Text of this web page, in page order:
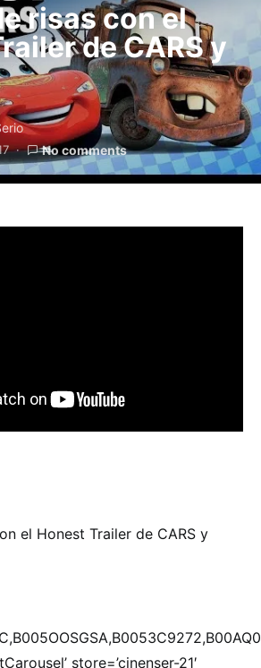
risas con el
de CARS y
No comments
el Honest Trailer de CARS y
store=’cinenser-21′